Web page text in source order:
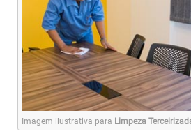
Imagem ilustrativa para Limpeza